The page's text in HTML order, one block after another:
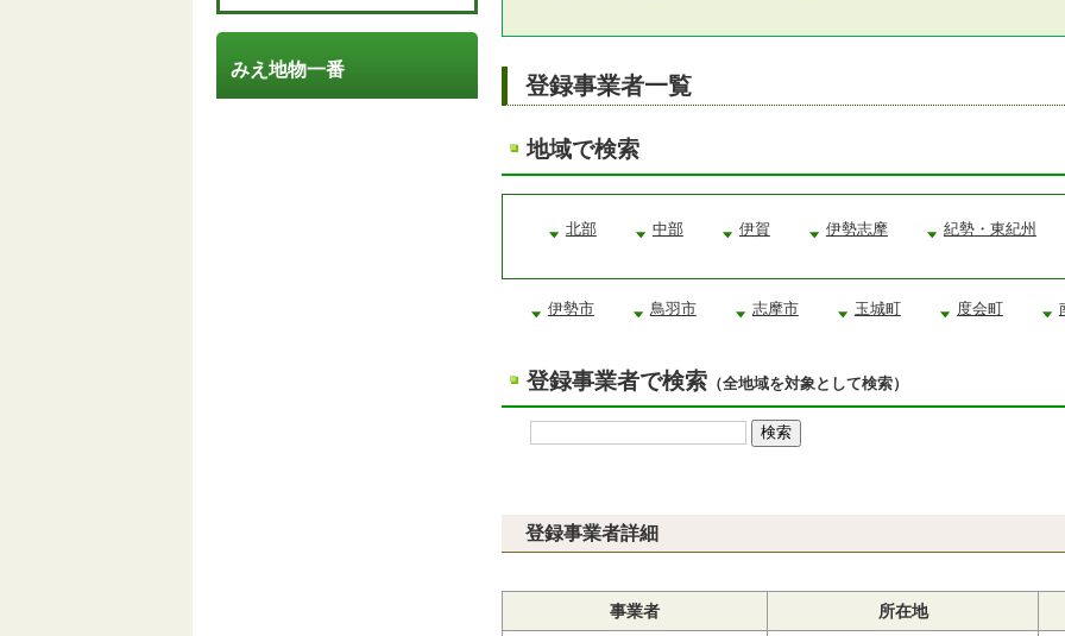
登録事業者一覧
地域で検索
北部 中部 伊賀 伊勢志摩 紀勢・東紀州
伊勢市 鳥羽市 志摩市 玉城町 度会町
登録事業者で検索 （全地域を対象として検索）
登録事業者詳細
事業者 所在地
みえ地物一番